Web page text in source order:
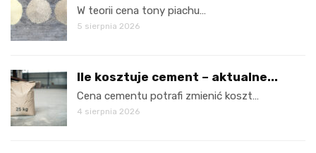
W teorii cena tony piachu…
5 sierpnia 2026
Ile kosztuje cement – aktualne...
Cena cementu potrafi zmienić koszt…
4 sierpnia 2026